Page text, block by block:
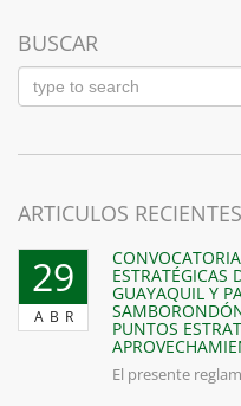
BUSCAR
ARTICULOS RECIENTES
29
ABR
ESTRATÉGICAS
GUAYAQUIL Y
PUNTOS
El presente